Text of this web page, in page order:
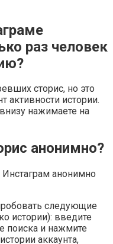
раз человек
сторис, но это
активности истории.
нажимаете на
анонимно?
анонимно
следующие
истории): введите
поиска и нажмите
аккаунта,